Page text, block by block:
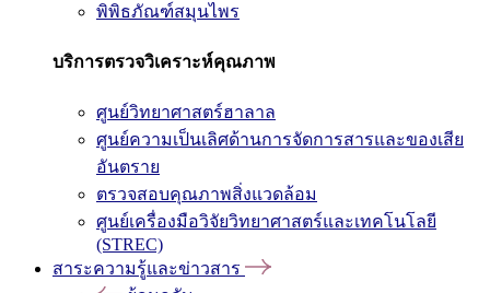
พิพิธภัณฑ์สมุนไพร
บริการตรวจวิเคราะห์คุณภาพ
ศูนย์วิทยาศาสตร์ฮาลาล
ศูนย์ความเป็นเลิศด้านการจัดการสารและของเสีย
อันตราย
ตรวจสอบคุณภาพสิ่งแวดล้อม
ศูนย์เครื่องมือวิจัยวิทยาศาสตร์และเทคโนโลยี
(STREC)
สาระความรู้และข่าวสาร